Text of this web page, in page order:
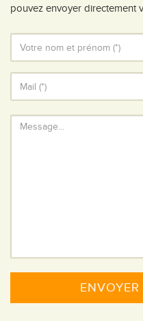
pouvez envoyer directement